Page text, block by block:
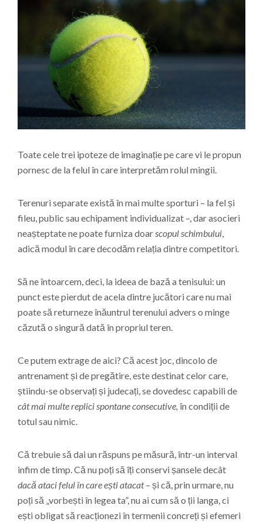
Toate cele trei ipoteze de imaginație pe care vi le propun
pornesc de la felul în care interpretăm rolul mingii.
Terenuri separate există în mai multe sporturi – la fel și
fileu, public sau echipament individualizat –, dar asocieri
neașteptate ne poate furniza doarscopul schimbului,
adică modul în care decodăm relația dintre competitori.
Să ne întoarcem, deci, la ideea de bază a tenisului: un
punct este pierdut de acela dintre jucători care nu mai
poate să returneze înăuntrul terenului advers o minge
căzută o singură dată în propriul teren.
Ce putem extrage de aici? Că acest joc, dincolo de
antrenament și de pregătire, este destinat celor care,
știindu-se observați și judecați, se dovedesc capabili de
cât mai multe replici spontane consecutive, în condiții de
totul sau nimic.
Că trebuie să dai un răspuns pe măsură, într-un interval
infim de timp. Că nu poți să îți conservi șansele decât
dacă ataci felul în care ești atacat– și că, prin urmare, nu
poți să „vorbești în legea ta”, nu ai cum să o ții langa, ci
ești obligat să reacționezi în termenii concreți și efemeri